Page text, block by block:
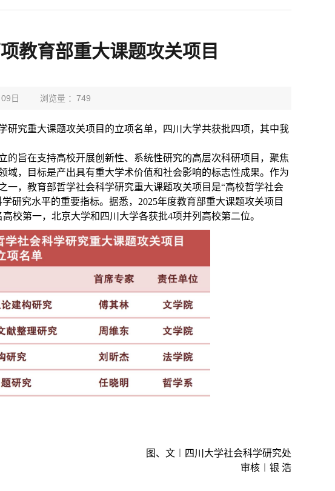
教育部重大课题攻关项目
日 浏览量 ： 749
研究重大课题攻关项目的立项名单，四川大学共获批四项，其中我
的旨在支持高校开展创新性、系统性研究的高层次科研项目，聚焦
域，目标是产出具有重大学术价值和社会影响的标志性成果。作为
，‌教育部哲学社会科学研究重大课题攻关项目是“高校哲学社会
研究水平的重要指标。据悉， 2025年度教育部重大课题攻关项目
高校第一，北京大学和四川大学各获批4项并列高校第二位。
图、文︱四川大学社会科学研究处
审核︱银 浩